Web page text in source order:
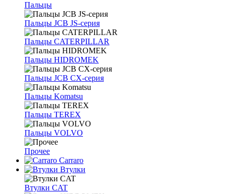
Пальцы
Пальцы JCB JS-серия
Пальцы CATERPILLAR
Пальцы HIDROMEK
Пальцы JCB CX-серия
Пальцы Komatsu
Пальцы TEREX
Пальцы VOLVO
Прочее
Carraro
Втулки
Втулки CAT